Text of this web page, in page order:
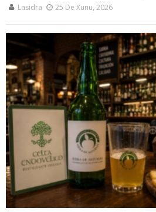
Lasidra 25 De Xunu, 2026